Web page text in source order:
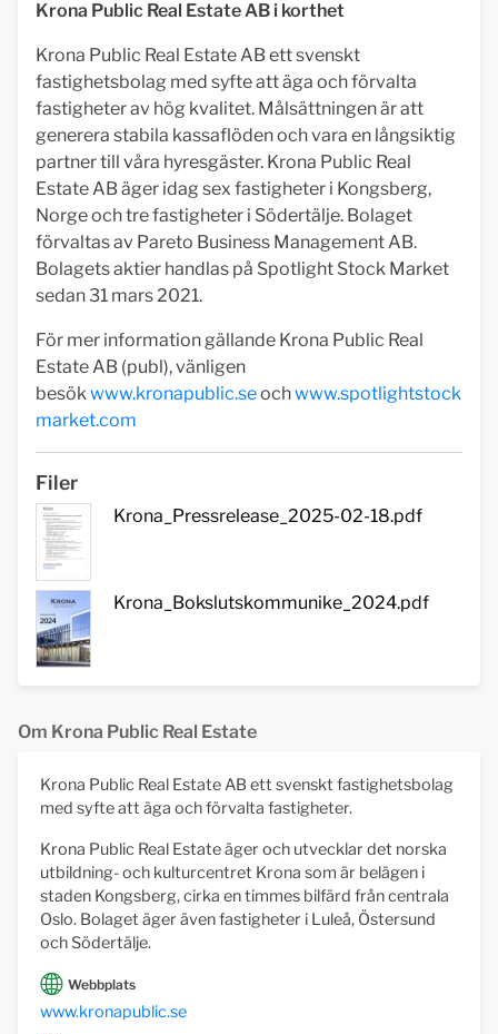
Krona Public Real Estate AB i korthet
Krona Public Real Estate AB ett svenskt
fastighetsbolag med syfte att äga och förvalta
fastigheter av hög kvalitet. Målsättningen är att
generera stabila kassaflöden och vara en långsiktig
partner till våra hyresgäster. Krona Public Real
Estate AB äger idag sex fastigheter i Kongsberg,
Norge och tre fastigheter i Södertälje. Bolaget
förvaltas av Pareto Business Management AB.
Bolagets aktier handlas på Spotlight Stock Market
sedan 31 mars 2021.
För mer information gällande Krona Public Real
Estate AB (publ), vänligen
besökwww.kronapublic.seochwww.spotlightstock
market.com
Filer
Krona_Pressrelease_2025-02-18.pdf
Krona_Bokslutskommunike_2024.pdf
Om Krona Public Real Estate
Krona Public Real Estate AB ett svenskt fastighetsbolag
med syfte att äga och förvalta fastigheter.
Krona Public Real Estate äger och utvecklar det norska
utbildning- och kulturcentret Krona som är belägen i
staden Kongsberg, cirka en timmes bilfärd från centrala
Oslo. Bolaget äger även fastigheter i Luleå, Östersund
och Södertälje.
Webbplats
www.kronapublic.se